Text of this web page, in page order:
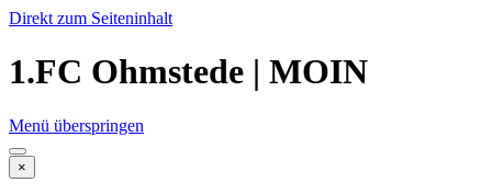
Direkt zum Seiteninhalt
1.FC Ohmstede | MOIN
Menü überspringen
×